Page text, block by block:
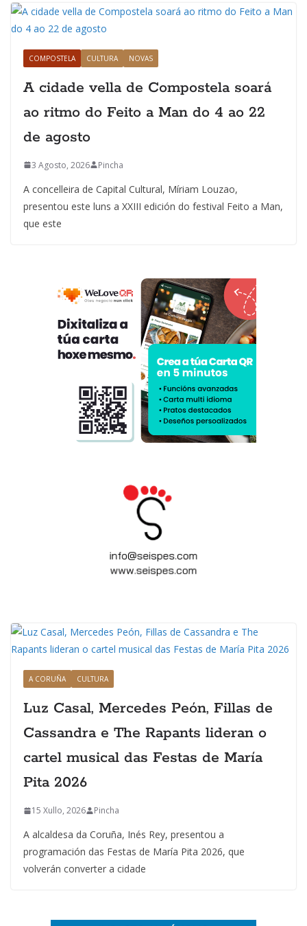
COMPOSTELA CULTURA NOVAS
A cidade vella de Compostela soará
ao ritmo do Feito a Man do 4 ao 22
de agosto
3 Agosto, 2026 Pincha
A concelleira de Capital Cultural, Míriam Louzao,
presentou este luns a XXIII edición do festival Feito a Man,
que este
A CORUÑA CULTURA
Luz Casal, Mercedes Peón, Fillas de
Cassandra e The Rapants lideran o
cartel musical das Festas de María
Pita 2026
15 Xullo, 2026 Pincha
A alcaldesa da Coruña, Inés Rey, presentou a
programación das Festas de María Pita 2026, que
volverán converter a cidade